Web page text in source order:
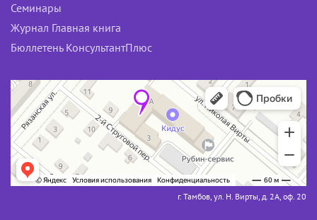
Семинары
Журнал Главная книга
Бюллетень КонсультантПлюс
г. Тамбов, ул. Н. Вирты, д. 2А, оф. 20